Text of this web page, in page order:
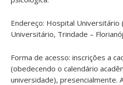
Endereço: Hospital Universitário
Universitário, Trindade –
Forma de acesso: inscrições a
(obedecendo o calendário
universidade), presencialmente.